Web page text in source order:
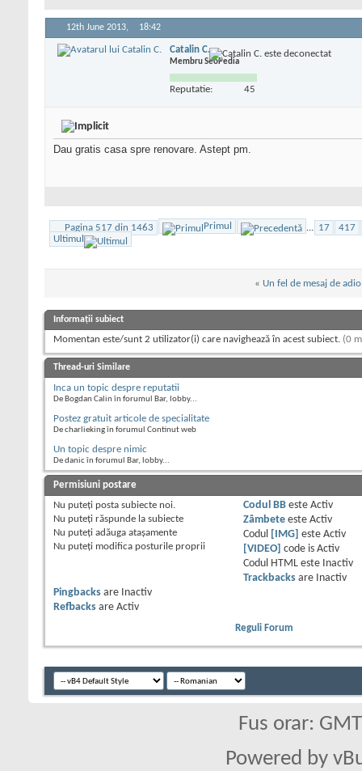
12th June 2013, 18:42
Catalin C.
Membru SeoPedia
Reputatie: 45
Dau gratis casa spre renovare. Astept pm.
Pagina 517 din 1463 Primul ... 17
417
Ultimul
« Un fel de mesaj de adio
Informații subiect
Momentan este/sunt 2 utilizator(i) care navighează în acest subiect. (0
Thread-uri Similare
Inca un topic despre reputatii
De Bogdan Calin în forumul Bar, lobby...
Postez gratuit articole de specialitate
De charlieking în forumul Continut web
Un topic despre nimic
De danic în forumul Bar, lobby...
Permisiuni postare
Nu puteţi posta subiecte noi.
Nu puteţi răspunde la subiecte
Nu puteţi adăuga ataşamente
Nu puteţi modifica posturile proprii
Codul BBeste Activ
Zâmbeteeste Activ
Codul
[IMG] este Activ
[VIDEO] code is Activ
Codul HTML este
Inactiv
Trackbacksare
Inactiv
Pingbacks are
Inactiv
Refbacks are Activ
Reguli Forum
Fus orar:
Powered by